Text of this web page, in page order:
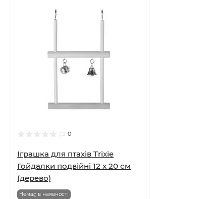
0
Іграшка для птахів Trixie
Гойдалки подвійні 12 x 20 см
(дерево)
Немає в наявності